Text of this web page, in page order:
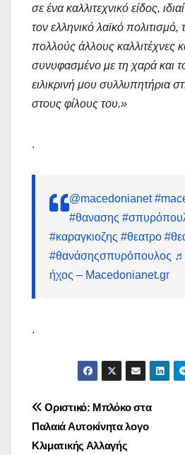
σε ένα καλλιτεχνικό είδος,
τον ελληνικό λαϊκό
πολλούς άλλους καλλιτέχνες
συνυφασμένο με τη χαρά και
ειλικρινή μου συλλυπητήρια
στους φίλους του.»
.
@macedonianet
#θανασης
#καραγκιοζης #θεατρο
#θανάσηςσπυρόπουλος ♬
ήχος – Macedonianet.gr
.
Πλοήγηση
άρθρων
Οριστικό: Μπλόκο στα
Παλαιά Αυτοκίνητα λογο
Κλιματικής Αλλαγής